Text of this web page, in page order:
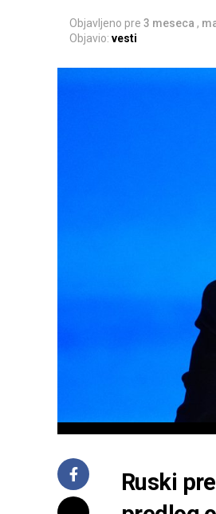
Objavljeno pre 3 meseca ,
Objavio: vesti
Ruski